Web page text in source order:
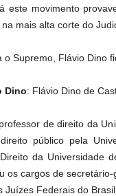
este movimento
mais alta corte do
o Supremo, Flávio Dino
Dino: Flávio Dino de
de direito da
público pela
da Universidade
os cargos de
Juízes Federais do